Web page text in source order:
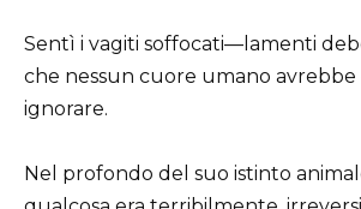
Sentì i vagiti soffocati—lamenti
che nessun cuore umano
ignorare.
Nel profondo del suo istinto